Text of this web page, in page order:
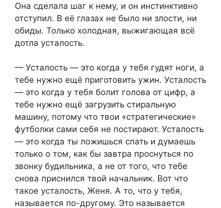
Она сделала шаг к нему, и он инстинктивно
отступил. В её глазах не было ни злости, ни
обиды. Только холодная, выжигающая всё
дотла усталость.
— Усталость — это когда у тебя гудят ноги, а
тебе нужно ещё приготовить ужин. Усталость
— это когда у тебя болит голова от цифр, а
тебе нужно ещё загрузить стиральную
машину, потому что твои «стратегические»
футболки сами себя не постирают. Усталость
— это когда ты ложишься спать и думаешь
только о том, как бы завтра проснуться по
звонку будильника, а не от того, что тебе
снова приснился твой начальник. Вот что
такое усталость, Женя. А то, что у тебя,
называется по-другому. Это называется